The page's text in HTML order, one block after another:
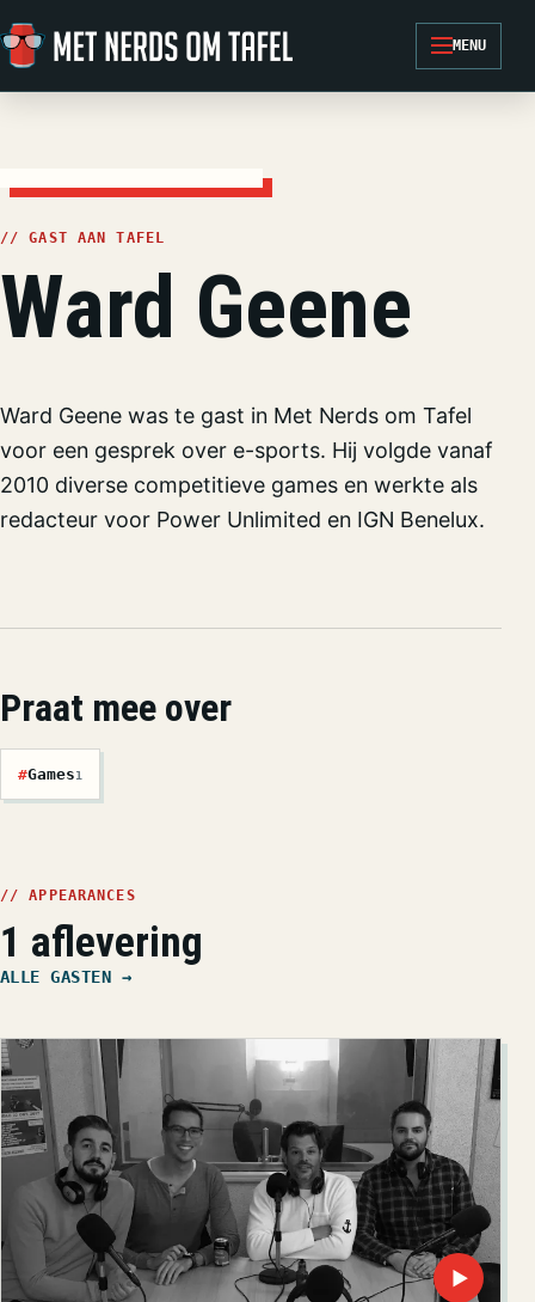
Ga naar de inhoud
MENU
// GAST AAN TAFEL
Ward Geene
Ward Geene was te gast in Met Nerds om Tafel
voor een gesprek over e-sports. Hij volgde vanaf
2010 diverse competitieve games en werkte als
redacteur voor Power Unlimited en IGN Benelux.
Praat mee over
#Games1
// APPEARANCES
1 aflevering
ALLE GASTEN →
▶